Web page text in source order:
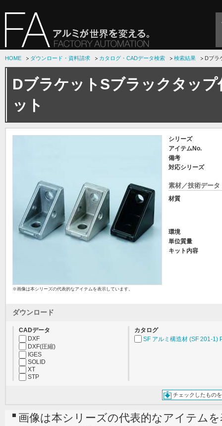
HOME ダウンロード・資料請求 カタログ・CADデータ検索 検索結果 Dブラ
DブラケットSブラックタッ
ット
※画像は本シリーズの代表的なアイテムを表示しています。
シリーズ
アイテムNo.
備考
対応シリーズ
素材／技術データ
材質
環境
単位質量
キット内容
ダウンロード
CADデータ
DXF
DXF(圧縮)
IGES
SOLID
XT
STP
カタログ
SF アルミ構造材 (SF 201-1)
チェックしたもの
画像は本シリーズの代表的なアイテム